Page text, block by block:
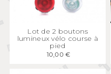
APERÇU
Lot de 2 boutons
lumineux vélo course à
pied
10,00 €